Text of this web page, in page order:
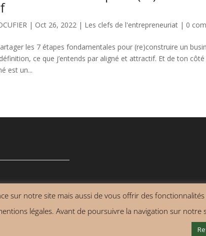
| Oct 26, 2022 | Les clefs de l'entrepreneuriat | 0
les 7 étapes fondamentales pour (re)construire un
ce que j’entends par aligné et attractif. Et de ton
est un...
sur notre site mais aussi de vous offrir des
légales. Avant de poursuivre la navigation sur